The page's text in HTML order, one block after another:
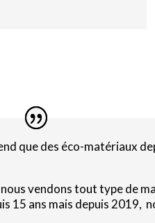
que des éco-matériaux
vendons tout type de
15 ans mais depuis 2019,